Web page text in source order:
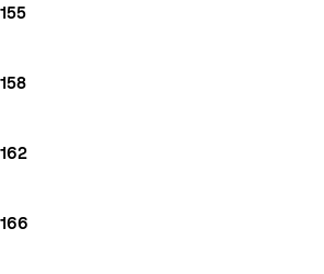
155
158
162
166